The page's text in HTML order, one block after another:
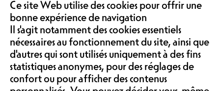
LE CAFÉ
ASSOCIATION &
18H00-19H30
DURABILITÉ – QUELLES
SOLUTIONS POUR
FRIBOURG?
TABLE RONDE
Ce site Web utilise des cookies pour offrir une
bonne expérience de navigation
Il s'agit notamment des cookies essentiels
nécessaires au fonctionnement du site, ainsi que
d'autres qui sont utilisés uniquement à des fins
statistiques anonymes, pour des réglages de
confort ou pour afficher des contenus